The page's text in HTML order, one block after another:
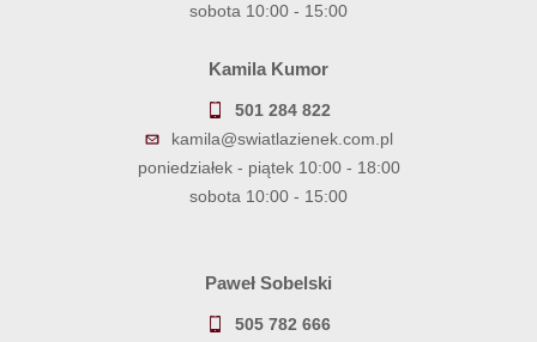
sobota 10:00 - 15:00
Kamila Kumor
501 284 822
kamila@swiatlazienek.com.pl
poniedziałek - piątek 10:00 - 18:00
sobota 10:00 - 15:00
Paweł Sobelski
505 782 666